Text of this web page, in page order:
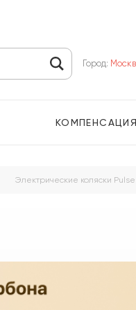
Город:
Электрические коляски